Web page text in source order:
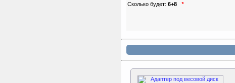
Сколько будет: 6+8 *